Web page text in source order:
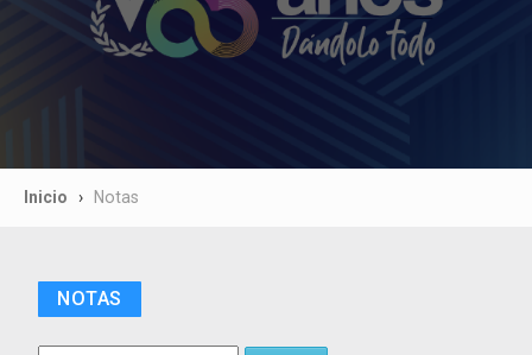
Inicio Notas
NOTAS